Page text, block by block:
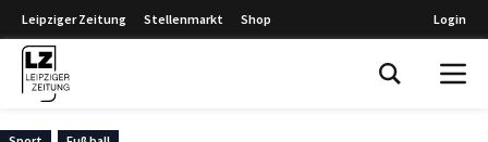
Leipziger Zeitung Stellenmarkt Shop Login